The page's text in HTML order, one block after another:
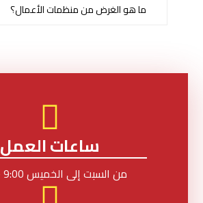
ما هو الغرض من منظمات الأعمال؟
ساعات العمل
من السبت إلى الخميس 9:00 - 5:00